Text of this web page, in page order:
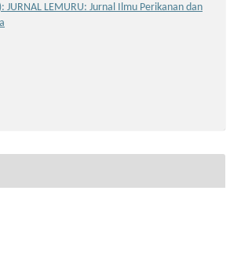
JURNAL LEMURU: Jurnal Ilmu Perikanan dan